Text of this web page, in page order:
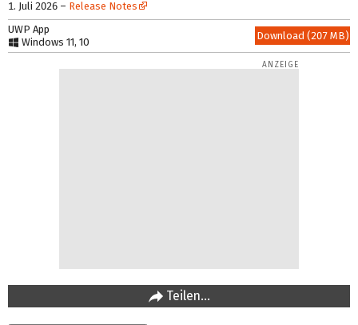
1. Juli 2026 – Release Notes
UWP App
Windows 11, 10
Download (207 MB)
Teilen…